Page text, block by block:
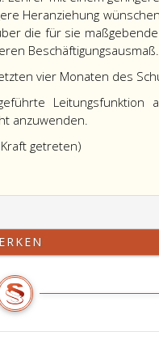
Heranziehung
die für sie
Beschäftigungsausmaß.
vier Monaten des
anzuwenden.
getreten)